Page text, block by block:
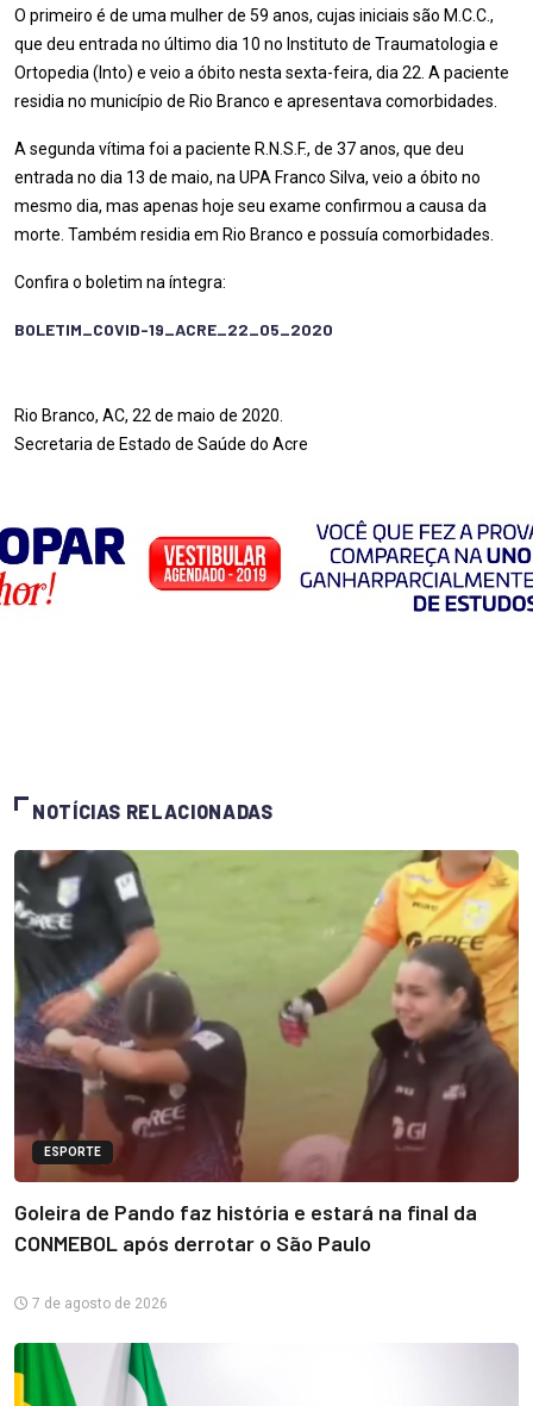
O primeiro é de uma mulher de 59 anos, cujas iniciais são M.C.C.,
que deu entrada no último dia 10 no Instituto de Traumatologia e
Ortopedia (Into) e veio a óbito nesta sexta-feira, dia 22. A paciente
residia no município de Rio Branco e apresentava comorbidades.
A segunda vítima foi a paciente R.N.S.F., de 37 anos, que deu
entrada no dia 13 de maio, na UPA Franco Silva, veio a óbito no
mesmo dia, mas apenas hoje seu exame confirmou a causa da
morte. Também residia em Rio Branco e possuía comorbidades.
Confira o boletim na íntegra:
BOLETIM_COVID-19_ACRE_22_05_2020
Rio Branco, AC, 22 de maio de 2020.
Secretaria de Estado de Saúde do Acre
NOTÍCIAS RELACIONADAS
ESPORTE
Goleira de Pando faz história e estará na final da
CONMEBOL após derrotar o São Paulo
7 de agosto de 2026